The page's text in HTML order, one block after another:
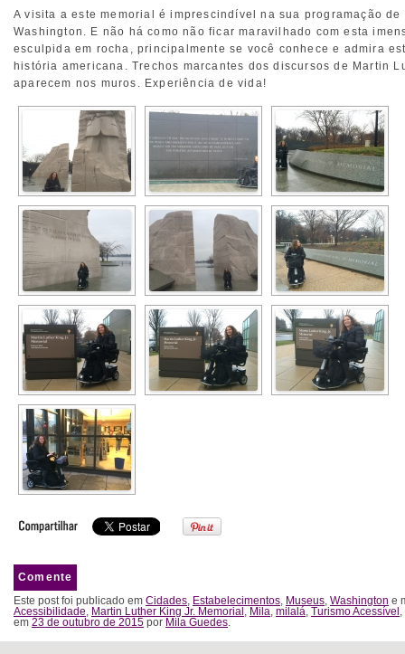
A visita a este memorial é imprescindível na sua programação de
Washington. E não há como não ficar maravilhado com esta
esculpida em rocha, principalmente se você conhece e admira
história americana. Trechos marcantes dos discursos de Martin
aparecem nos muros. Experiência de vida!
Comente
Este post foi publicado em Cidades, Estabelecimentos, Museus, Washington e
Acessibilidade, Martin Luther King Jr. Memorial , Mila, milalá, Turismo Acessível ,
em 23 de outubro de 2015 por Mila Guedes.